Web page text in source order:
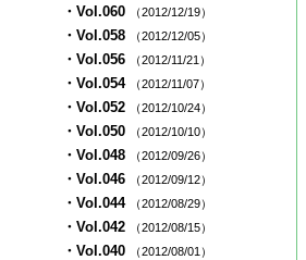
・Vol.060 （2012/12/19）
・Vol.058 （2012/12/05）
・Vol.056 （2012/11/21）
・Vol.054 （2012/11/07）
・Vol.052 （2012/10/24）
・Vol.050 （2012/10/10）
・Vol.048 （2012/09/26）
・Vol.046 （2012/09/12）
・Vol.044 （2012/08/29）
・Vol.042 （2012/08/15）
・Vol.040 （2012/08/01）